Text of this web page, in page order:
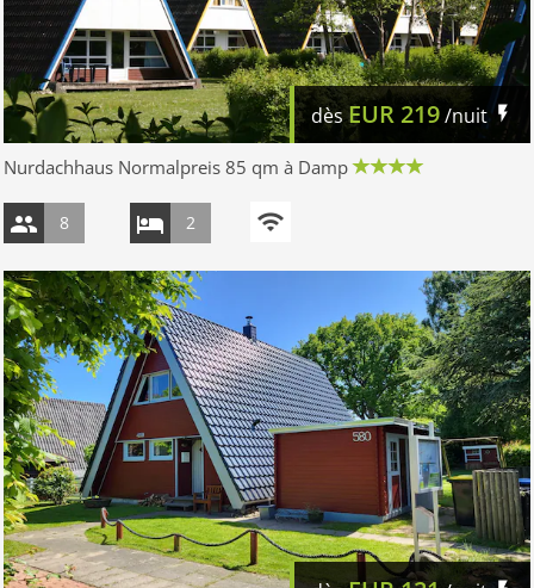
dèsEUR 219/nuit
Nurdachhaus Normalpreis 85 qm à Damp
8 2